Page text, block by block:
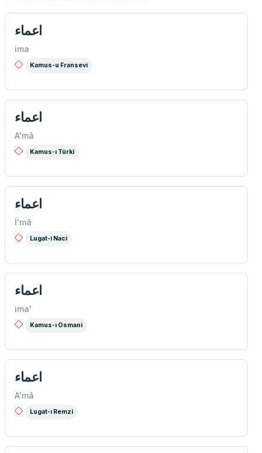
اعماء
ima
Kamus-u Fransevi
اعماء
A'mâ
Kamus-ı Türki
اعماء
İ'mâ
Lugat-i Naci
اعماء
ima'
Kamus-ı Osmani
اعماء
A'mâ
Lugat-ı Remzi